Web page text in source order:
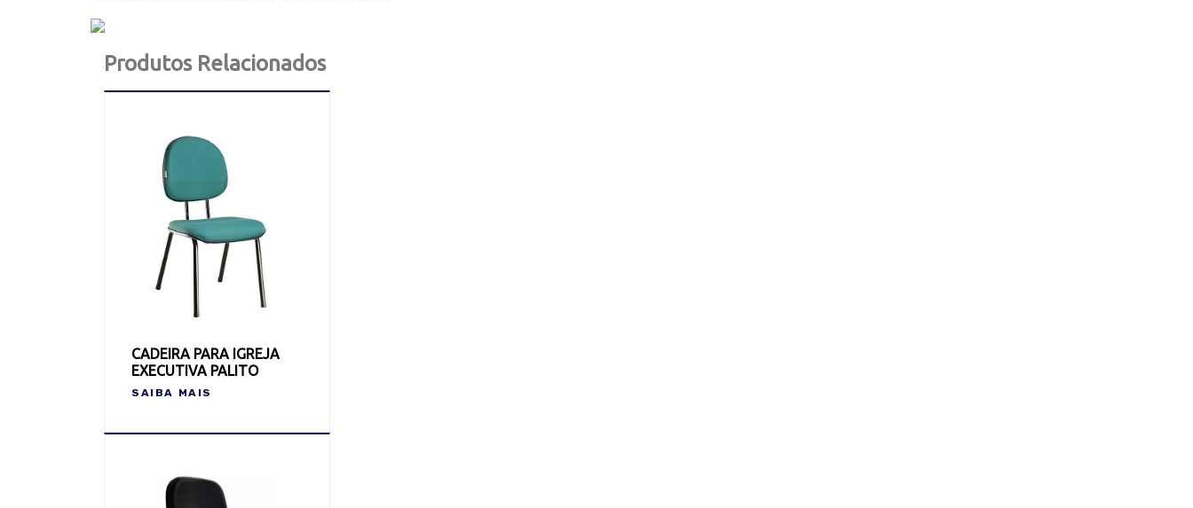
Produtos Relacionados
CADEIRA PARA IGREJA
EXECUTIVA PALITO
SAIBA MAIS